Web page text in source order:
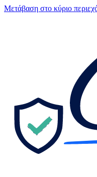
Μετάβαση στο κύριο